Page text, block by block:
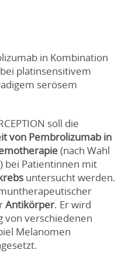
in Kombination
platinsensitivem
serösem
soll die
von Pembrolizumab in
(nach Wahl
bei Patientinnen mit
untersucht werden.
Antikörper. Er wird
von verschiedenen
Melanomen